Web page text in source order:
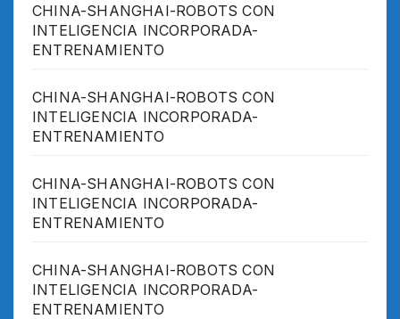
CHINA-SHANGHAI-ROBOTS CON
INTELIGENCIA INCORPORADA-
ENTRENAMIENTO
CHINA-SHANGHAI-ROBOTS CON
INTELIGENCIA INCORPORADA-
ENTRENAMIENTO
CHINA-SHANGHAI-ROBOTS CON
INTELIGENCIA INCORPORADA-
ENTRENAMIENTO
CHINA-SHANGHAI-ROBOTS CON
INTELIGENCIA INCORPORADA-
ENTRENAMIENTO